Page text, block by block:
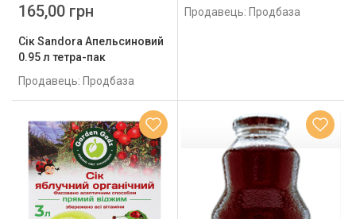
Сік Sandora Апельсиновий
0.95 л тетра-пак
Продавець: Продбаза
165,00 грн
Продавець: Продбаза